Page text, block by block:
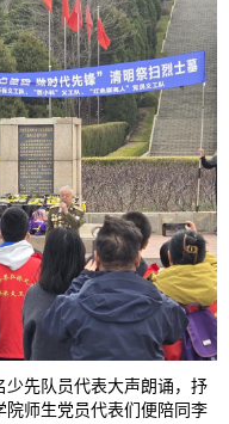
先队员代表大声朗诵，抒
师生党员代表们便陪同李